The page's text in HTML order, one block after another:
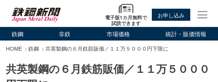
電子版1カ月無料で
試読できます
お申し込み
鉄鋼 非鉄 市場価格 統計・販価情報
HOME 鉄鋼 共英製鋼の６月鉄筋販価／１１万５０００円下限に
共英製鋼の６月鉄筋販価／１１万５０００